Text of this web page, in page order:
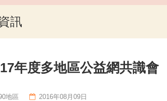
訊
年度多地區公益網共識會
地區 2016年08月09日